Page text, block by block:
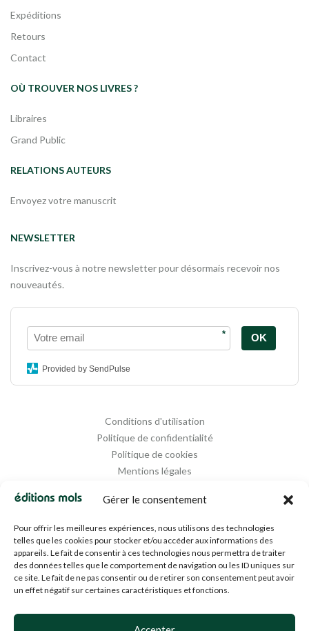
Gérer le consentement
Pour offrir les meilleures expériences, nous utilisons des technologies
telles que les cookies pour stocker et/ou accéder aux informations des
appareils. Le fait de consentir à ces technologies nous permettra de traiter
des données telles que le comportement de navigation ou les ID uniques sur
ce site. Le fait de ne pas consentir ou de retirer son consentement peut avoir
un effet négatif sur certaines caractéristiques et fonctions.
Expéditions
Retours
Contact
OÙ TROUVER NOS LIVRES ?
Libraires
Grand Public
RELATIONS AUTEURS
Envoyez votre manuscrit
NEWSLETTER
Inscrivez-vous à notre newsletter pour désormais recevoir nos
nouveautés.
* OK
Provided by SendPulse
Conditions d'utilisation
Politique de confidentialité
Politique de cookies
Mentions légales
Agence Media 112